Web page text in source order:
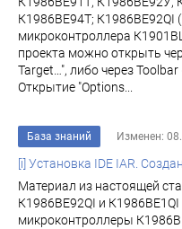
К1986ВЕ94Т; К1986ВЕ92QI
микроконтроллера
проекта можно открыть
Target…", либо через
Открытие "Options...
База знаний Изменен:
[i] Установка IDE IAR.
Материал из настоящей
К1986ВЕ92QI и К1986ВЕ1QI
микроконтроллеры